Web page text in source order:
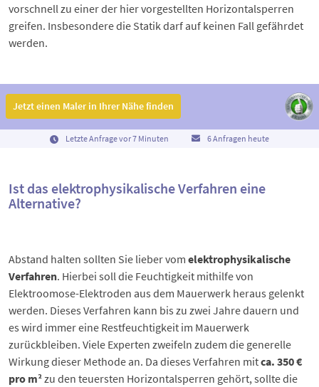
vorschnell zu einer der hier vorgestellten Horizontalsperren
greifen. Insbesondere die Statik darf auf keinen Fall gefährdet
werden.
Jetzt einen Maler in Ihrer Nähe finden
Letzte Anfrage vor 7 Minuten 6 Anfragen heute
Ist das elektrophysikalische Verfahren eine
Alternative?
Abstand halten sollten Sie lieber vom elektrophysikalische
Verfahren. Hierbei soll die Feuchtigkeit mithilfe von
Elektroomose-Elektroden aus dem Mauerwerk heraus gelenkt
werden. Dieses Verfahren kann bis zu zwei Jahre dauern und
es wird immer eine Restfeuchtigkeit im Mauerwerk
zurückbleiben. Viele Experten zweifeln zudem die generelle
Wirkung dieser Methode an. Da dieses Verfahren mitca. 350 €
pro m²zu den teuersten Horizontalsperren gehört, sollte die